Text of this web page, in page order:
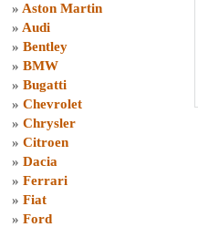
» Aston Martin
» Audi
» Bentley
» BMW
» Bugatti
» Chevrolet
» Chrysler
» Citroen
» Dacia
» Ferrari
» Fiat
» Ford